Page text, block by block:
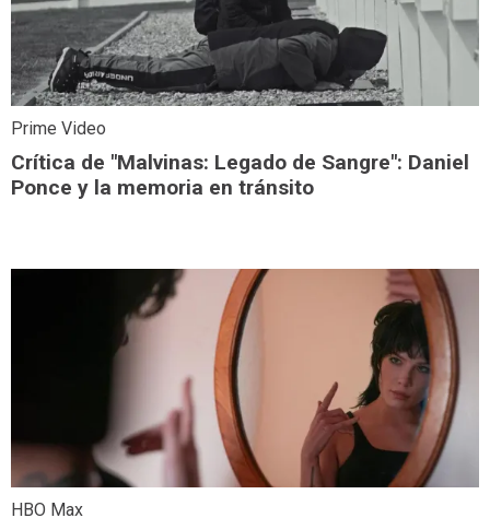
Prime Video
Crítica de "Malvinas: Legado de Sangre": Daniel
Ponce y la memoria en tránsito
HBO Max